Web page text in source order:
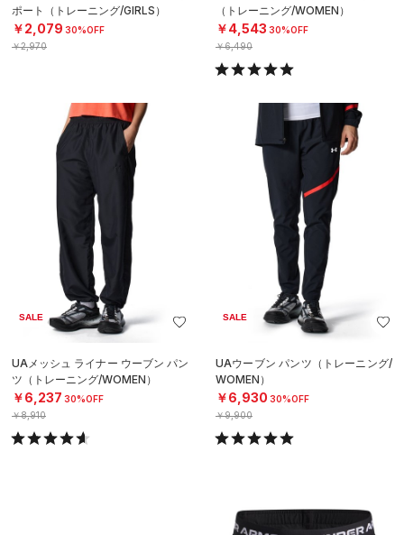
ポート（トレーニング/GIRLS）
￥2,079 30%OFF
￥2,970
（トレーニング/WOMEN）
￥4,543 30%OFF
￥6,490
SALE
UAメッシュ ライナー ウーブン パン
ツ（トレーニング/WOMEN）
￥6,237 30%OFF
￥8,910
SALE
UAウーブン パンツ（トレーニング/
WOMEN）
￥6,930 30%OFF
￥9,900